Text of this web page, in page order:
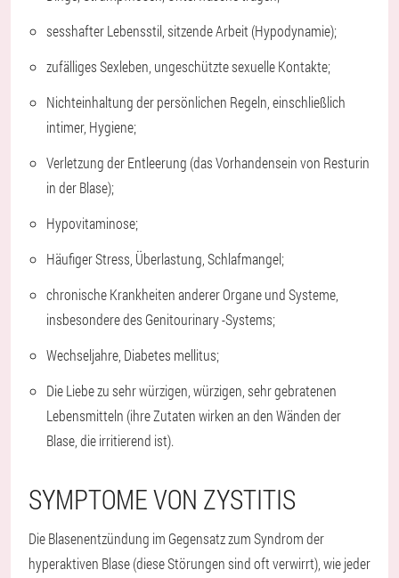
sesshafter Lebensstil, sitzende Arbeit (Hypodynamie);
zufälliges Sexleben, ungeschützte sexuelle Kontakte;
Nichteinhaltung der persönlichen Regeln, einschließlich
intimer, Hygiene;
Verletzung der Entleerung (das Vorhandensein von Resturin
in der Blase);
Hypovitaminose;
Häufiger Stress, Überlastung, Schlafmangel;
chronische Krankheiten anderer Organe und Systeme,
insbesondere des Genitourinary -Systems;
Wechseljahre, Diabetes mellitus;
Die Liebe zu sehr würzigen, würzigen, sehr gebratenen
Lebensmitteln (ihre Zutaten wirken an den Wänden der
Blase, die irritierend ist).
SYMPTOME VON ZYSTITIS
Die Blasenentzündung im Gegensatz zum Syndrom der
hyperaktiven Blase (diese Störungen sind oft verwirrt), wie jeder